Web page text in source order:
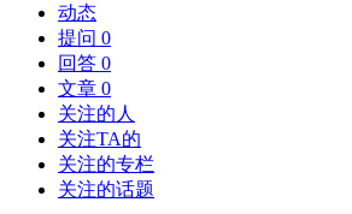
动态
提问 0
回答 0
文章 0
关注的人
关注TA的
关注的专栏
关注的话题